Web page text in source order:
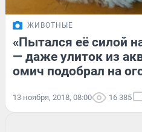
ЖИВОТНЫЕ
«Пытался её силой
— даже улиток из
омич подобрал на
13 ноября, 2018, 08:00 16 385